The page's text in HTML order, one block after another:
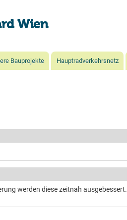
Wien
Bauprojekte Hauptradverkehrsnetz
werden diese zeitnah ausgebessert.